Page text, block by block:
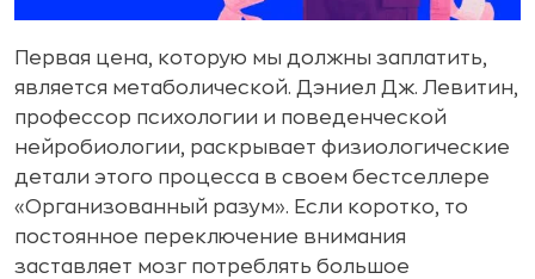
Первая цена, которую мы должны заплатить,
является метаболической. Дэниел Дж. Левитин,
профессор психологии и поведенческой
нейробиологии, раскрывает физиологические
детали этого процесса в своем бестселлере
«Организованный разум». Если коротко, то
постоянное переключение внимания
заставляет мозг потреблять большое